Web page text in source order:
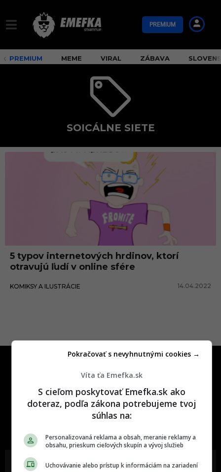
PREMIUM
PREMIUM MEME VIRAL ZÁBAVA
SOICÁLNE SIETE
n
e
e
5 typov internetových hrdinov, ktorí
otravujú ľudí v online sfére
KOMIKSY A ILUSTRÁCIE 14.04.2022
One time najzábavnejšie miesto na
slovenskom internete, next time
Víta ťa Emefka.sk
S cieľom poskytovať Emefka.sk ako
doteraz, podľa zákona potrebujeme tvoj
súhlas na:
Personalizovaná reklama a obsah, meranie reklamy a
obsahu, prieskum cieľových skupín a vývoj služieb
Uchovávanie alebo prístup k informáciám na zariadení
Pokračovať s nevyhnutnými cookies →